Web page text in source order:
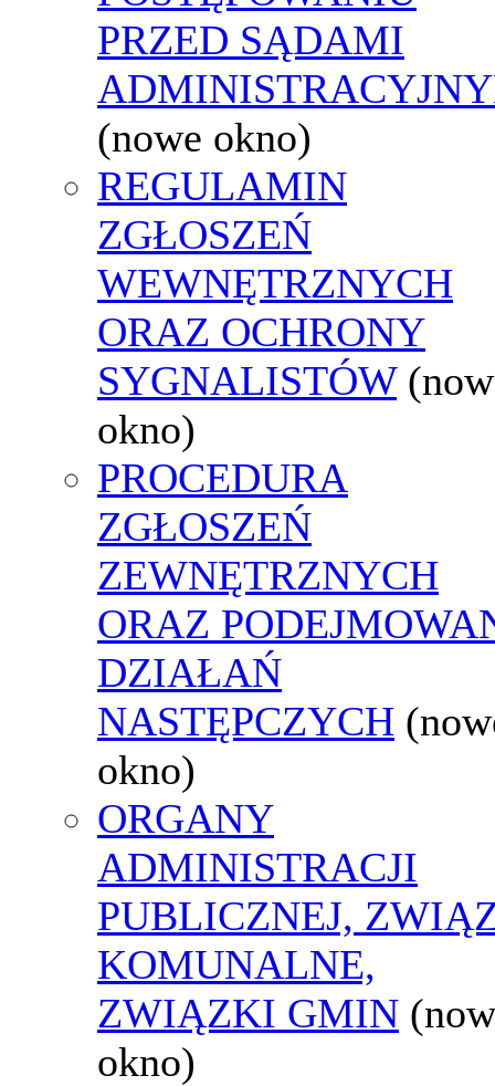
PRZED SĄDAMI
(nowe okno)
REGULAMIN
ZGŁOSZEŃ
WEWNĘTRZNYCH
ORAZ OCHRONY
SYGNALISTÓW
okno)
PROCEDURA
ZGŁOSZEŃ
ZEWNĘTRZNYCH
ORAZ
DZIAŁAŃ
NASTĘPCZYCH
okno)
ORGANY
ADMINISTRACJI
PUBLICZNEJ,
KOMUNALNE,
ZWIĄZKI GMIN
okno)